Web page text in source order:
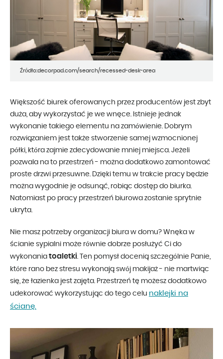
Źródło:decorpad.com/search/recessed-desk-area
Większość biurek oferowanych przez producentów jest zbyt
duża, aby wykorzystać je we wnęce. Istnieje jednak
wykonanie takiego elementu na zamówienie. Dobrym
rozwiązaniem jest także stworzenie samej wzmocnionej
półki, która zajmie zdecydowanie mniej miejsca. Jeżeli
pozwala na to przestrzeń - można dodatkowo zamontować
proste drzwi przesuwne. Dzięki temu w trakcie pracy będzie
można wygodnie je odsunąć, robiąc dostęp do biurka.
Natomiast po pracy przestrzeń biurowa zostanie sprytnie
ukryta.
Nie masz potrzeby organizacji biura w domu? Wnęka w
ścianie sypialni może równie dobrze posłużyć Ci do
wykonania toaletki. Ten pomysł docenią szczególnie Panie,
które rano bez stresu wykonają swój makijaż - nie martwiąc
się, że łazienka jest zajęta. Przestrzeń tę możesz dodatkowo
udekorować wykorzystując do tego celu naklejki na
ścianę.